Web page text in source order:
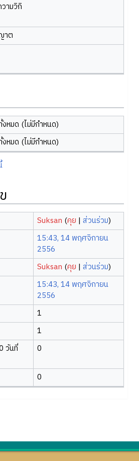
ามวิกิ
าต
หมด (ไม่มีกำหนด)
หมด (ไม่มีกำหนด)
Suksan (คุย |ส่วนร่วม)
15:43, 14 พฤศจิกายน
2556
Suksan (คุย |ส่วนร่วม)
15:43, 14 พฤศจิกายน
2556
1
1
วันที่
0
0